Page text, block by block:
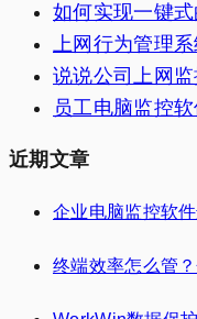
如何实现一键
上网行为管理
说说公司上网
员工电脑监控
近期文章
企业电脑监控软
终端效率怎么管